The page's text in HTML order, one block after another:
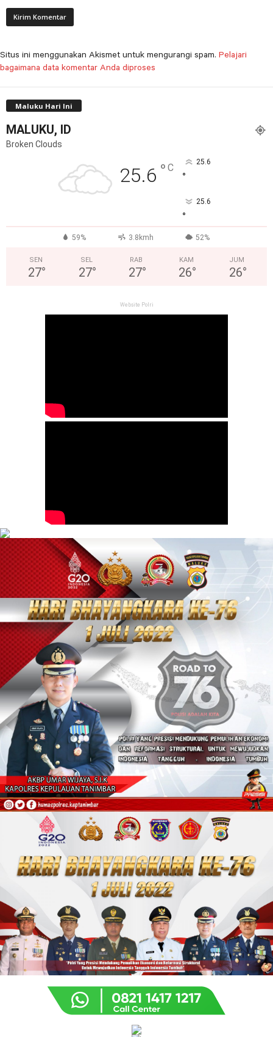
Situs ini menggunakan Akismet untuk mengurangi spam. Pelajari
bagaimana data komentar Anda diproses
Maluku Hari Ini
MALUKU, ID
Broken Clouds
25.6 ° C 25.6
°
25.6
°
59% 3.8kmh 52%
SEN
27°
SEL
27°
RAB
27°
KAM
26°
JUM
26°
Website Polri